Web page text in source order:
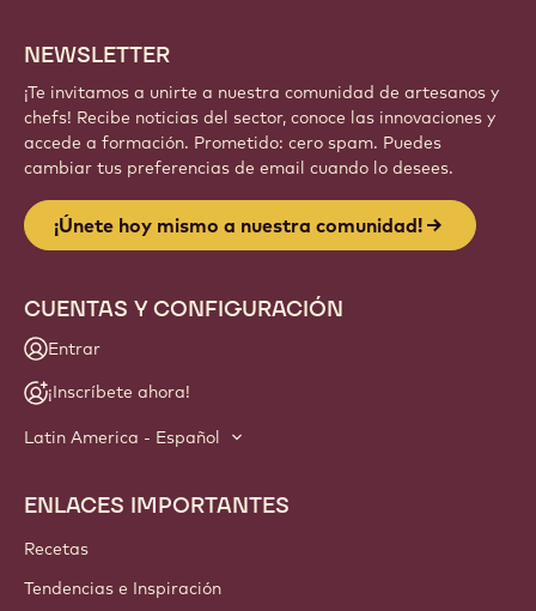
NEWSLETTER
¡Te invitamos a unirte a nuestra comunidad de artesanos y
chefs! Recibe noticias del sector, conoce las innovaciones y
accede a formación. Prometido: cero spam. Puedes
cambiar tus preferencias de email cuando lo desees.
¡Únete hoy mismo a nuestra comunidad!
CUENTAS Y CONFIGURACIÓN
Entrar
¡Inscríbete ahora!
Latin America - Español
Footer
Callebaut
ENLACES IMPORTANTES
Recetas
Tendencias e Inspiración